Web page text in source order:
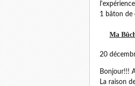
1 bâton de
Ma
20
Bonjour!!!
La raison